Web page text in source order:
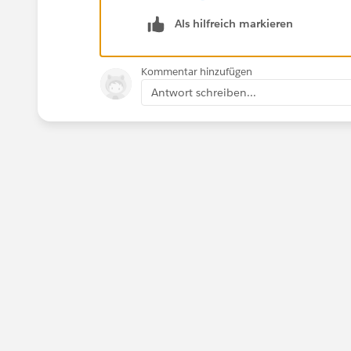
that if anyone has this issue this
Als hilfreich markieren
Kommentar hinzufügen
Antwort schreiben...